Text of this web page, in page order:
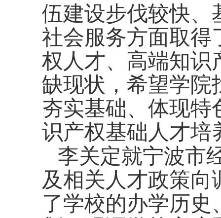
伍建设步伐较快、
社会服务方面取得
权人才、高端知识
缺现状，希望学院
夯实基础、体现特
识产权基础人才培
李关定就宁波市
及相关人才政策向
了学校的办学历史